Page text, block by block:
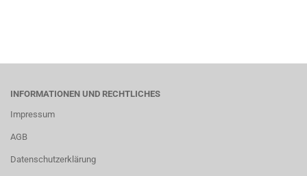
INFORMATIONEN UND RECHTLICHES
Impressum
AGB
Datenschutzerklärung